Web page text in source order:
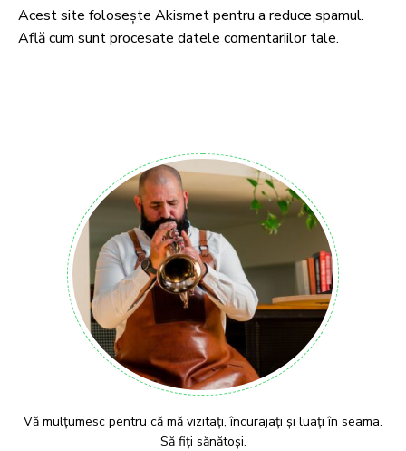
Acest site folosește Akismet pentru a reduce spamul.
Află cum sunt procesate datele comentariilor tale.
Vă mulțumesc pentru că mă vizitați, încurajați și luați în seama.
Să fiți sănătoși.